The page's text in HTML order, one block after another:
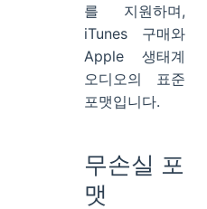
를 지원하며,
iTunes 구매와
Apple 생태계
오디오의 표준
포맷입니다.
무손실 포
맷